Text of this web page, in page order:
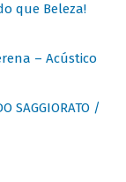
que Beleza!
– Acústico
SAGGIORATO /